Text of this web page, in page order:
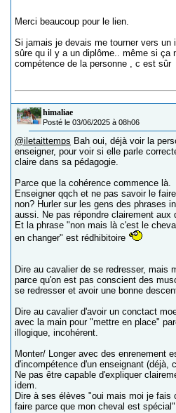
Merci beaucoup pour le lien.
Si jamais je devais me tourner vers un
sûre qu il y a un diplôme.. même si ça
compétence de la personne , c est sûr
himaliae
Posté le 03/06/2025 à 08h06
@iletaittemps Bah oui, déjà voir la
enseigner, pour voir si elle parle
claire dans sa pédagogie.
Parce que la cohérence commence là.
Enseigner qqch et ne pas savoir le
non? Hurler sur les gens des phrases
aussi. Ne pas répondre clairement aux
Et la phrase "non mais là c'est le
en changer" est rédhibitoire
Dire au cavalier de se redresser, mais
parce qu'on est pas conscient des
se redresser et avoir une bonne
Dire au cavalier d'avoir un conctact
avec la main pour "mettre en place"
illogique, incohérent.
Monter/ Longer avec des enrenement
d'incompétence d'un enseignant (déjà,
Ne pas être capable d'expliquer
idem.
Dire à ses élèves "oui mais moi je fais
faire parce que mon cheval est